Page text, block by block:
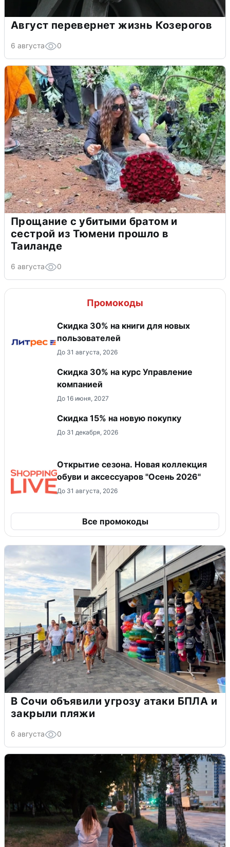
Август перевернет жизнь Козерогов
6 августа 0
Прощание с убитыми братом и
сестрой из Тюмени прошло в
Таиланде
6 августа 0
Промокоды
Скидка 30% на книги для новых
пользователей
До 31 августа, 2026
Скидка 30% на курс Управление
компанией
До 16 июня, 2027
Скидка 15% на новую покупку
До 31 декабря, 2026
Открытие сезона. Новая коллекция
обуви и аксессуаров "Осень 2026"
До 31 августа, 2026
Все промокоды
В Сочи объявили угрозу атаки БПЛА и
закрыли пляжи
6 августа 0